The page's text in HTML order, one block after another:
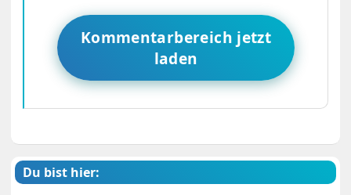
Kommentarbereich jetzt
laden
Du bist hier: